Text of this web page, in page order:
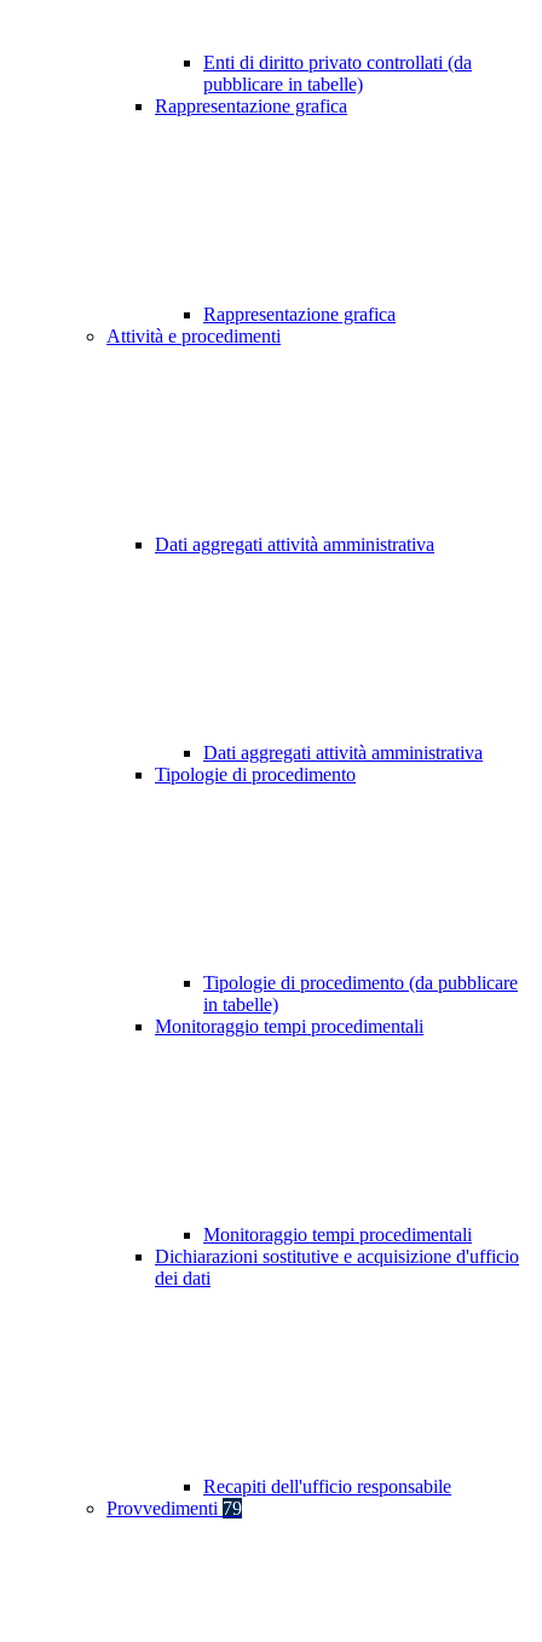
Enti di diritto privato controllati (da
pubblicare in tabelle)
Rappresentazione grafica
Rappresentazione grafica
Attività e procedimenti
Dati aggregati attività amministrativa
Dati aggregati attività amministrativa
Tipologie di procedimento
Tipologie di procedimento (da pubblicare
in tabelle)
Monitoraggio tempi procedimentali
Monitoraggio tempi procedimentali
Dichiarazioni sostitutive e acquisizione d'ufficio
dei dati
Recapiti dell'ufficio responsabile
Provvedimenti 79